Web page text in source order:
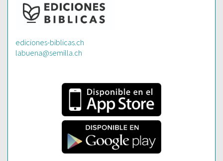
ediciones-biblicas.ch
labuena@semilla.ch